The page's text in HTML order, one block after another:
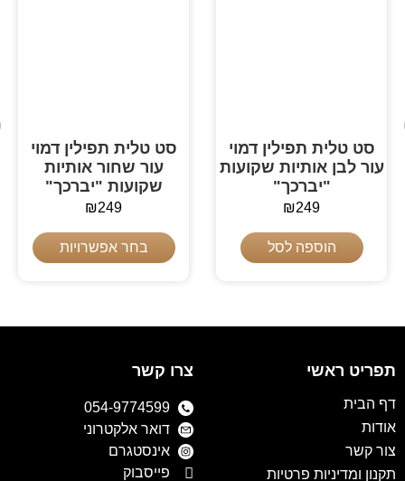
סט טלית תפילין דמוי
עור לבן אותיות שקועות
"יברכך"
₪249
הוספה לסל
סט טלית תפילין דמוי
עור שחור אותיות
שקועות "יברכך"
₪249
בחר אפשרויות
תפריט ראשי
דף הבית
אודות
צור קשר
תקנון ומדיניות פרטיות
צרו קשר
054-9774599
דואר אלקטרוני
אינסטגרם
פייסבוק